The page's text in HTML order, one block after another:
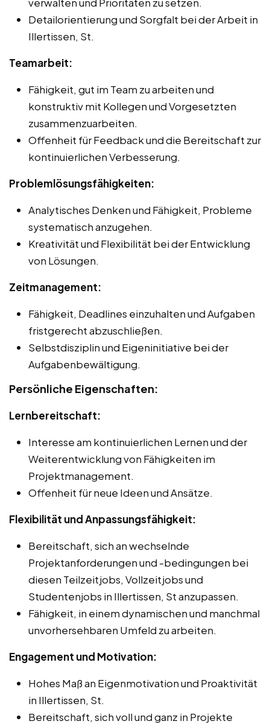
Detailorientierung und Sorgfalt bei der Arbeit in
Illertissen, St.
Teamarbeit:
Fähigkeit, gut im Team zu arbeiten und
konstruktiv mit Kollegen und Vorgesetzten
zusammenzuarbeiten.
Offenheit für Feedback und die Bereitschaft zur
kontinuierlichen Verbesserung.
Problemlösungsfähigkeiten:
Analytisches Denken und Fähigkeit, Probleme
systematisch anzugehen.
Kreativität und Flexibilität bei der Entwicklung
von Lösungen.
Zeitmanagement:
Fähigkeit, Deadlines einzuhalten und Aufgaben
fristgerecht abzuschließen.
Selbstdisziplin und Eigeninitiative bei der
Aufgabenbewältigung.
Persönliche Eigenschaften:
Lernbereitschaft:
Interesse am kontinuierlichen Lernen und der
Weiterentwicklung von Fähigkeiten im
Projektmanagement.
Offenheit für neue Ideen und Ansätze.
Flexibilität und Anpassungsfähigkeit:
Bereitschaft, sich an wechselnde
Projektanforderungen und -bedingungen bei
diesen Teilzeitjobs, Vollzeitjobs und
Studentenjobs in Illertissen, St anzupassen.
Fähigkeit, in einem dynamischen und manchmal
unvorhersehbaren Umfeld zu arbeiten.
Engagement und Motivation:
Hohes Maß an Eigenmotivation und Proaktivität
in Illertissen, St.
Bereitschaft, sich voll und ganz in Projekte